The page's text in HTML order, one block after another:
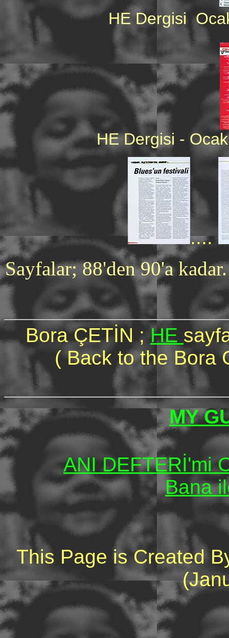
HE Dergisi 
HE Dergisi -
....
Sayfalar; 88'den 90'a
Bora ÇETİN ; HE
( Back to the Bora
MY
ANI DEFTERİ'mi
Bana
This Page is Created